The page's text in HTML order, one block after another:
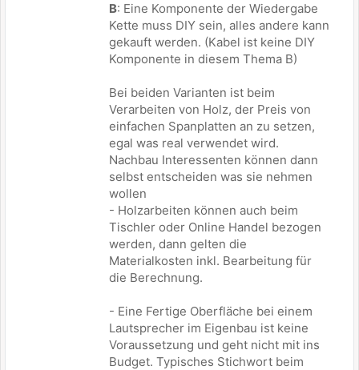
B: Eine Komponente der Wiedergabe
Kette muss DIY sein, alles andere kann
gekauft werden. (Kabel ist keine DIY
Komponente in diesem Thema B)
Bei beiden Varianten ist beim
Verarbeiten von Holz, der Preis von
einfachen Spanplatten an zu setzen,
egal was real verwendet wird.
Nachbau Interessenten können dann
selbst entscheiden was sie nehmen
wollen
- Holzarbeiten können auch beim
Tischler oder Online Handel bezogen
werden, dann gelten die
Materialkosten inkl. Bearbeitung für
die Berechnung.
- Eine Fertige Oberfläche bei einem
Lautsprecher im Eigenbau ist keine
Voraussetzung und geht nicht mit ins
Budget. Typisches Stichwort beim